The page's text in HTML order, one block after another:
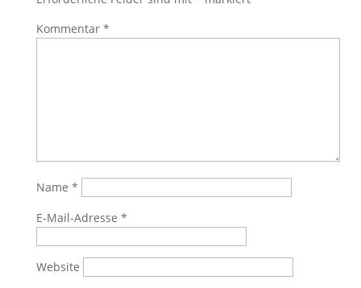
Kommentar *
Name *
E-Mail-Adresse *
Website